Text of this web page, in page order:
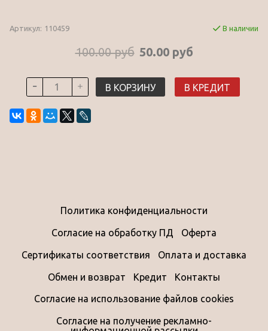
Артикул: 110459 В наличии
100.00 руб 50.00 руб
В КОРЗИНУ В КРЕДИТ
Политика конфиденциальности
Согласие на обработку ПД Оферта
Сертификаты соответствия Оплата и доставка
Обмен и возврат Кредит Контакты
Согласие на использование файлов cookies
Согласие на получение рекламно-